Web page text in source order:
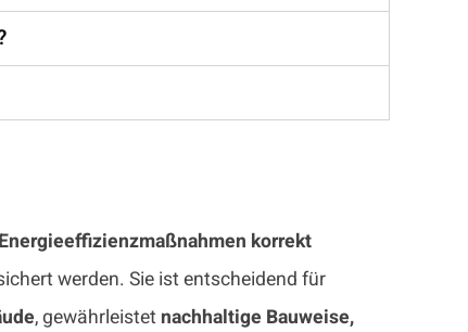
korrekt
werden. Sie ist entscheidend für
, gewährleistet nachhaltige Bauweise,